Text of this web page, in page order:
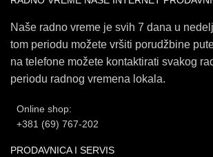
Naše radno vreme je svih 7 dana u
tom periodu možete vršiti porudžbine
na telefone možete kontaktirati svakog
periodu radnog vremena lokala.
Online shop:
+381 (69) 767-202
PRODAVNICA I SERVIS